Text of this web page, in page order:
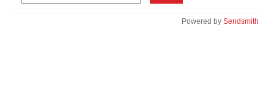
Powered by Sendsmith